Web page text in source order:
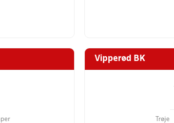
Vipperød BK
Trøje